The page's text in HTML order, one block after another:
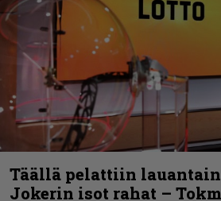
Täällä pelattiin
Jokerin isot rahat –